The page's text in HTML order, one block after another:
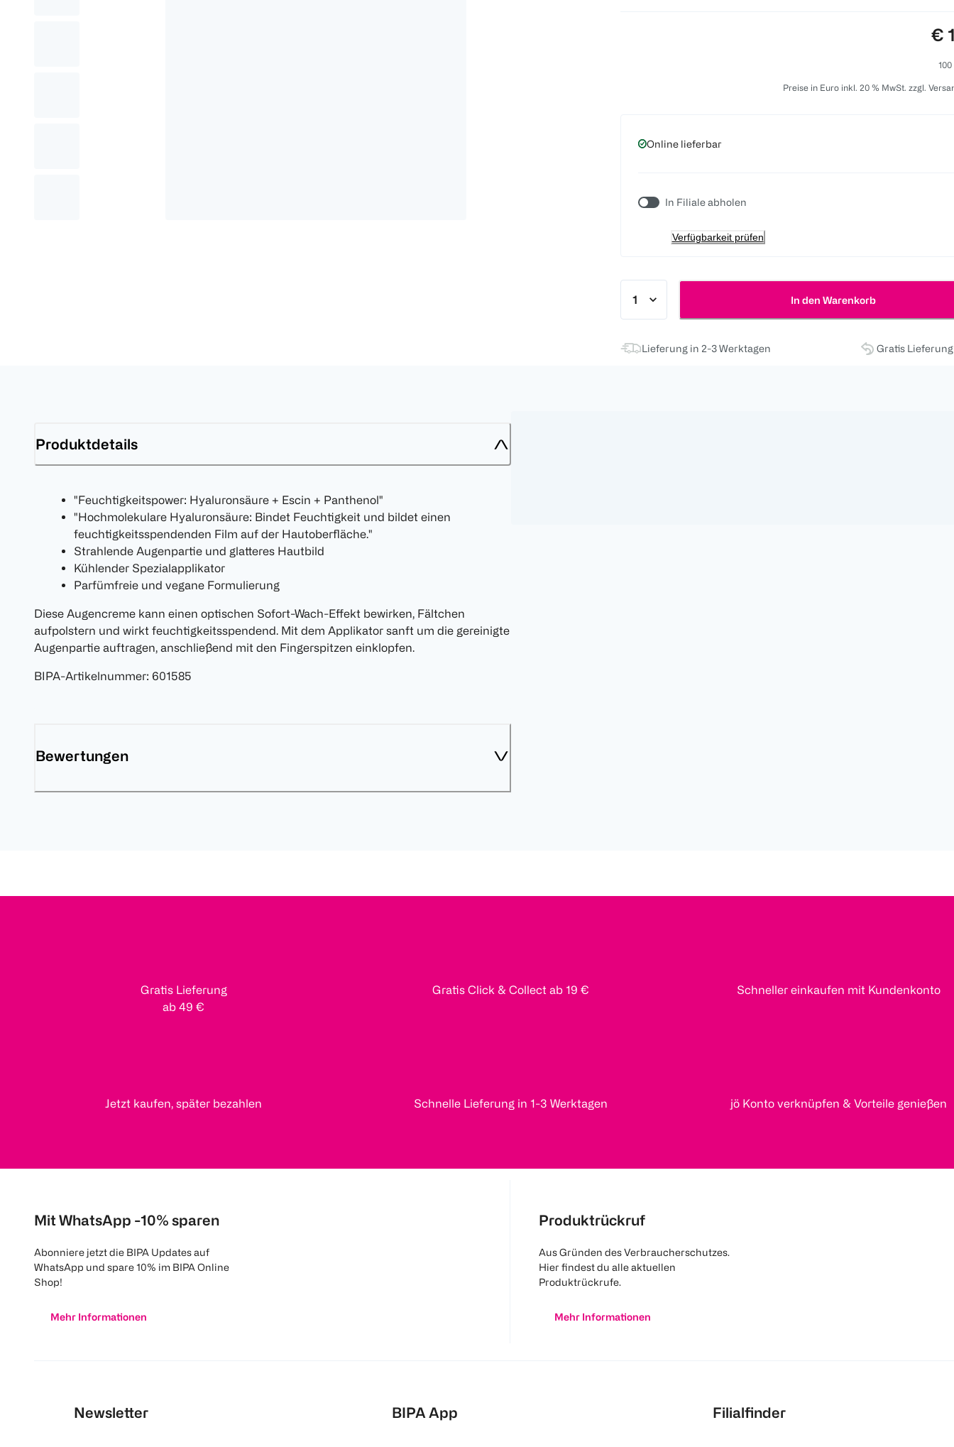
€
Preise in Euro inkl. 20 % MwSt. zzgl.
Online lieferbar
In Filiale abholen
Verfügbarkeit prüfen
In den Warenkorb
Lieferung in 2-3 Werktagen Gratis
Produktdetails
"Feuchtigkeitspower: Hyaluronsäure + Escin + Panthenol"
"Hochmolekulare Hyaluronsäure: Bindet Feuchtigkeit und bildet einen
feuchtigkeitsspendenden Film auf der Hautoberfläche."
Strahlende Augenpartie und glatteres Hautbild
Kühlender Spezialapplikator
Parfümfreie und vegane Formulierung
Diese Augencreme kann einen optischen Sofort-Wach-Effekt bewirken, Fältchen
aufpolstern und wirkt feuchtigkeitsspendend. Mit dem Applikator sanft um die gereinigte
Augenpartie auftragen, anschließend mit den Fingerspitzen einklopfen.
BIPA-Artikelnummer: 601585
Bewertungen
Gratis Lieferung
ab 49 €
Gratis Click & Collect ab 19 € Schneller einkaufen mit Kundenkonto
Jetzt kaufen, später bezahlen Schnelle Lieferung in 1-3 Werktagen jö Konto verknüpfen & Vorteile genießen
Mit WhatsApp -10% sparen
Abonniere jetzt die BIPA Updates auf
WhatsApp und spare 10% im BIPA Online
Shop!
Mehr Informationen
Produktrückruf
Aus Gründen des Verbraucherschutzes.
Hier findest du alle aktuellen
Produktrückrufe.
Mehr Informationen
Newsletter BIPA App Filialfinder